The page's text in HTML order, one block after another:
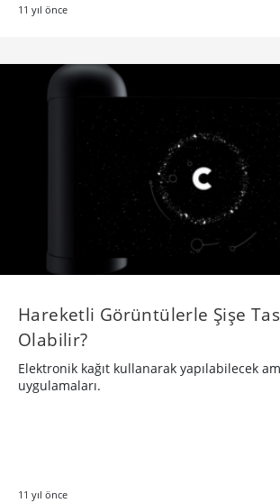
11 yıl önce
Hareketli Görüntülerle Şişe
Olabilir?
Elektronik kağıt kullanarak yapılabilecek
uygulamaları.
11 yıl önce